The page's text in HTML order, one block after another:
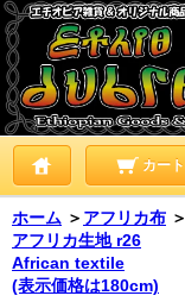
カート
ホーム ＞ アフリカ布 ＞
アフリカ生地 r26
African textile
(表示価格は180cm)